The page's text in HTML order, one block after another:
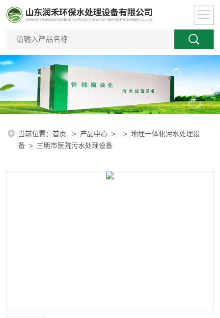
当前位置：首页 > 产品中心 > >地埋一体化污水处理设
备 > 三明市医院污水处理设备